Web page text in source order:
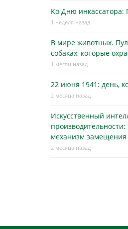
Ко Дню инкассатора:
1 неделя назад
В мире животных.
собаках, которые
1 месяц назад
22 июня 1941: день,
2 месяца назад
Искусственный
механизм
2 месяца назад